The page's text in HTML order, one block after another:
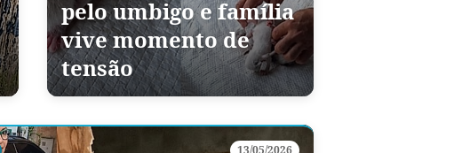
pelo umbigo e família
vive momento de
tensão
13/05/2026